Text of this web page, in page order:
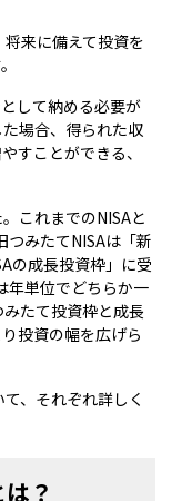
来に備えて投資を
して納める必要が
場合、得られた収
すことができる、
これまでのNISAと
つみたてNISAは「新
の成長投資枠」に受
年単位でどちらか一
たて投資枠と成長
投資の幅を広げら
、それぞれ詳しく
？